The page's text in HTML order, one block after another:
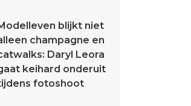
blijkt niet
champagne en
Daryl Leora
keihard onderuit
fotoshoot